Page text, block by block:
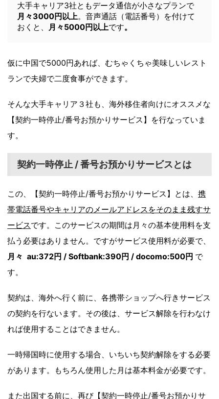
大手キャリア3社ともデータ通信が小さなプランで
月々3000円以上。音声通話（電話番号）を付けて
おくと、 月々5000円以上です。
仮に中国で5000円あれば、むちゃくちゃ美味しいレスト
ランで夫婦で二度食事ができます。
そんな大手キャリア３社も、海外移住者向けにオススメな
【契約一時停止/番号お預かりサービス】を行なっていま
す。
契約一時停止 / 番号お預かりサービスとは
この、【契約一時停止/番号お預かりサービス】とは、 携
帯電話番号やキャリアのメールアドレスをそのまま残すサ
ービスです。このサービスの期間は月々の基本使用料を支
払う必要はありません。ですがサービス使用料が必要で、
月々 au:372円 / Softbank:390円 / docomo:500円 で
す。
契約は、海外へ行く前に、各携帯ショップへ行きサービス
の契約を行ないます。その後は、サービス解除を行わなけ
れば使用することはできません。
一時帰国時に使用する場合、いちいち契約解除をする必要
があります。もちろん使用した月は基本料金が必要です。
また出国する前に、再び【契約一時停止/番号お預かりサ